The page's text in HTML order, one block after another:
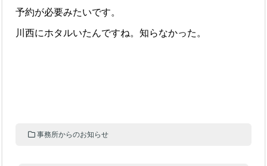
予約が必要みたいです。
川西にホタルいたんですね。知らなかった。
事務所からのお知らせ